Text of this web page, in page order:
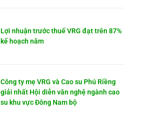
Lợi nhuận trước thuế VRG đạt trên 87%
kế hoạch năm
Công ty mẹ VRG và Cao su Phú Riềng
giải nhất Hội diễn văn nghệ ngành cao
su khu vực Đông Nam bộ